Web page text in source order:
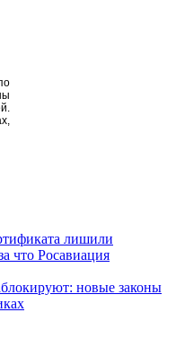
лишили
что Росавиация
новые законы